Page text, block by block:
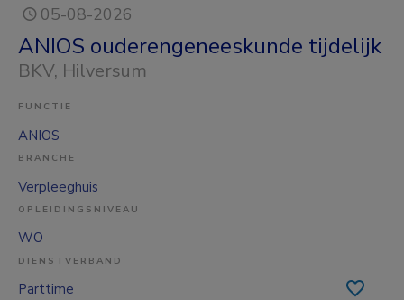
05-08-2026
ANIOS ouderengeneeskunde tijdelijk
BKV, Hilversum
FUNCTIE
ANIOS
BRANCHE
Verpleeghuis
OPLEIDINGSNIVEAU
WO
DIENSTVERBAND
Parttime